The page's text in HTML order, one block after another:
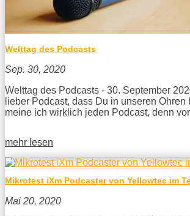
Welttag des Podcasts
Sep. 30, 2020
Welttag des Podcasts - 30. September
lieber Podcast, dass Du in unseren Ohren
meine ich wirklich jeden Podcast, denn
mehr lesen
Mikrotest iXm Podcaster von Yellowtec im
Mai 20, 2020